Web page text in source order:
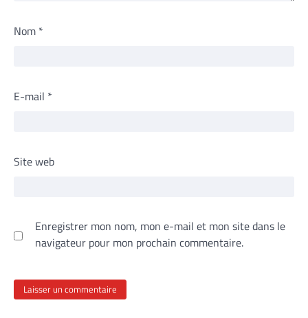
Nom *
E-mail *
Site web
Enregistrer mon nom, mon e-mail et mon site dans le
navigateur pour mon prochain commentaire.